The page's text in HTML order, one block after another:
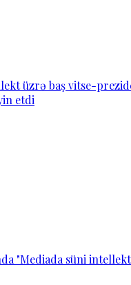
üzrə baş vitse-
etdi
"Mediada süni